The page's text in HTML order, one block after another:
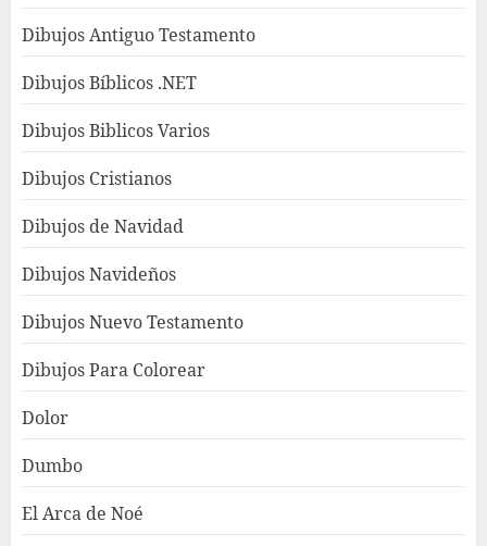
Dibujos Antiguo Testamento
Dibujos Bíblicos .NET
Dibujos Biblicos Varios
Dibujos Cristianos
Dibujos de Navidad
Dibujos Navideños
Dibujos Nuevo Testamento
Dibujos Para Colorear
Dolor
Dumbo
El Arca de Noé